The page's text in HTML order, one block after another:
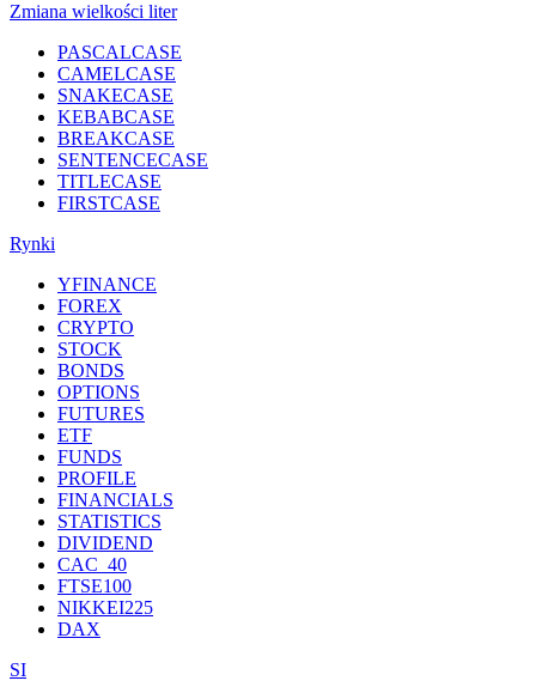
Zmiana wielkości liter
PASCALCASE
CAMELCASE
SNAKECASE
KEBABCASE
BREAKCASE
SENTENCECASE
TITLECASE
FIRSTCASE
Rynki
YFINANCE
FOREX
CRYPTO
STOCK
BONDS
OPTIONS
FUTURES
ETF
FUNDS
PROFILE
FINANCIALS
STATISTICS
DIVIDEND
CAC_40
FTSE100
NIKKEI225
DAX
SI